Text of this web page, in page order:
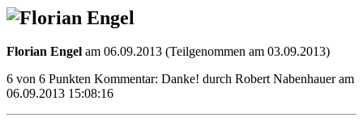
Florian Engel am 06.09.2013 (Teilgenommen am 03.09.2013)
6 von 6 Punkten Kommentar: Danke! durch Robert Nabenhauer am
06.09.2013 15:08:16